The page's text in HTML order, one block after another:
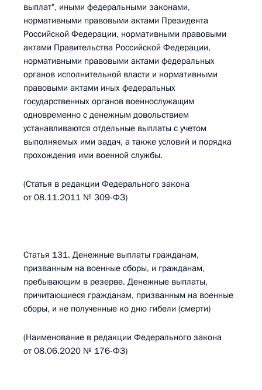
выплат", иными федеральными законами,
нормативными правовыми актами Президента
Российской Федерации, нормативными правовыми
актами Правительства Российской Федерации,
нормативными правовыми актами федеральных
органов исполнительной власти и нормативными
правовыми актами иных федеральных
государственных органов военнослужащим
одновременно с денежным довольствием
устанавливаются отдельные выплаты с учетом
выполняемых ими задач, а также условий и порядка
прохождения ими военной службы.
(Статья в редакции Федерального закона
от 08.11.2011 № 309-ФЗ)
Статья 131. Денежные выплаты гражданам,
призванным на военные сборы, и гражданам,
пребывающим в резерве. Денежные выплаты,
причитающиеся гражданам, призванным на военные
сборы, и не полученные ко дню гибели (смерти)
(Наименование в редакции Федерального закона
от 08.06.2020 № 176-ФЗ)